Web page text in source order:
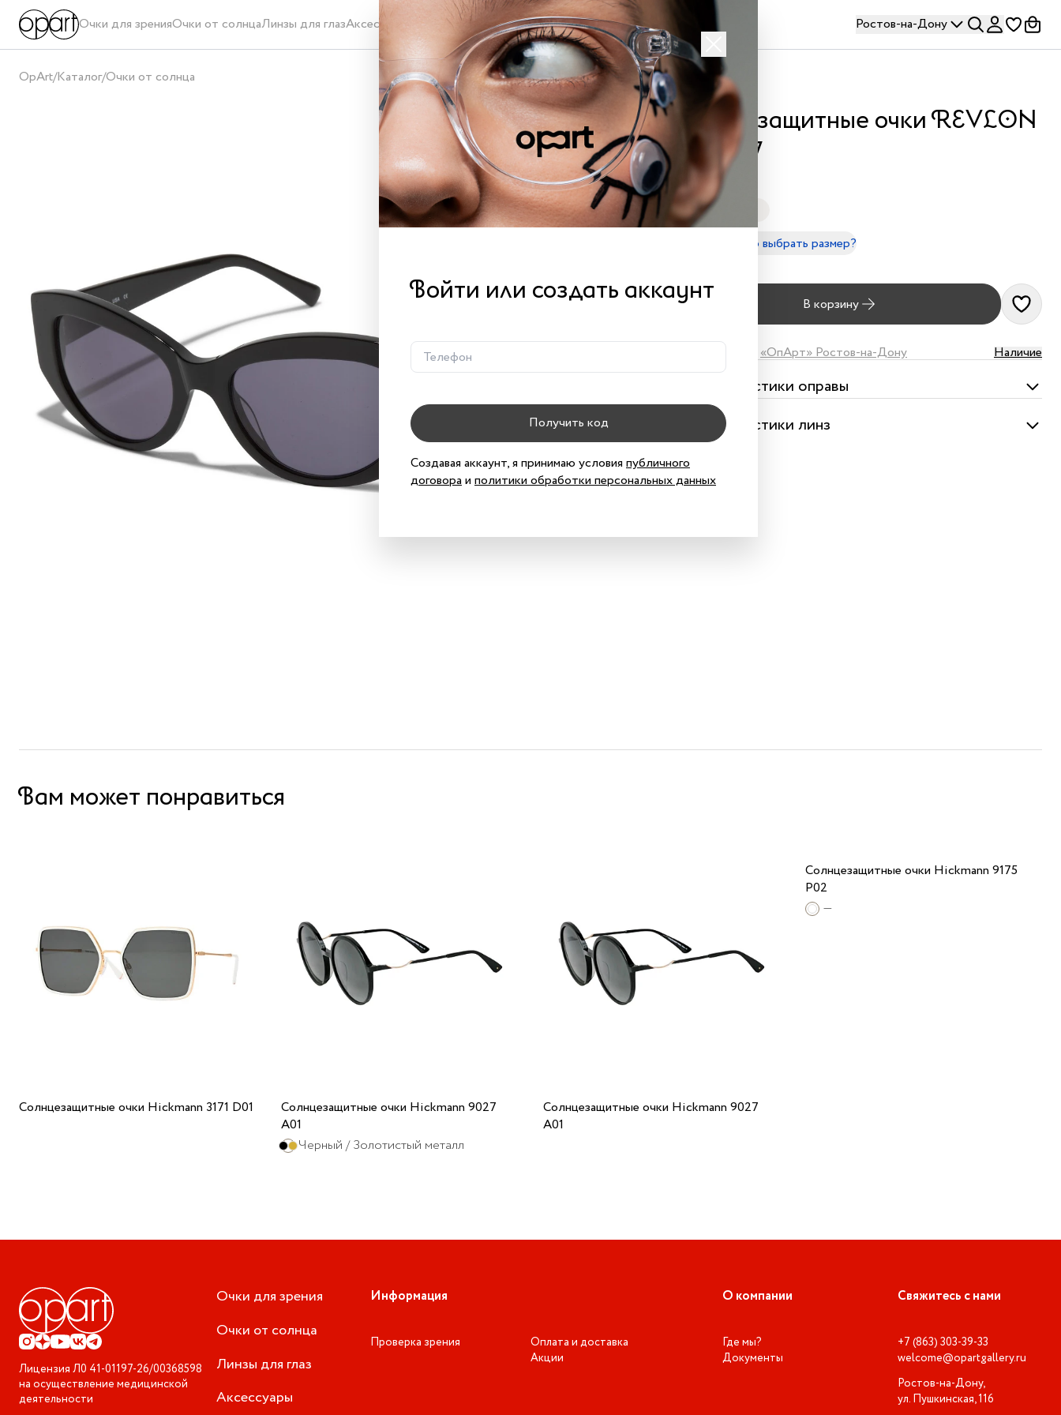
Очки для зренияОчки от солнцаЛинзы для глазАксессуары Проверка зрения Ростов-на-Дону
Войти или создать аккаунт
Получить код
Создавая аккаунт, я принимаю условия публичного
договораи политики обработки персональных данных
OpArt/Каталог/Очки от солнца
Солнцезащитные очки REVLON
5255 07
Черный
XL - 140mm
Как правильно выбрать размер?
В корзину
«ОпАрт» Ростов-на-Дону Наличие
Характеристики оправы
Характеристики линз
Вам может понравиться
Солнцезащитные очки Hickmann 3171 D01
Солнцезащитные очки Hickmann 9027
A01
Черный / Золотистый металл
Солнцезащитные очки Hickmann 9027
A01
Солнцезащитные очки Hickmann 9175
P02
—
Лицензия Л0 41-01197-26/00368598
на осуществление медицинской
деятельности
Очки для зрения
Очки от солнца
Линзы для глаз
Аксессуары
Информация
Проверка зрения
Оплата и доставка
Акции
О компании
Где мы?
Документы
Свяжитесь с нами
+7 (863) 303-39-33
welcome@opartgallery.ru
Ростов-на-Дону,
ул. Пушкинская, 116